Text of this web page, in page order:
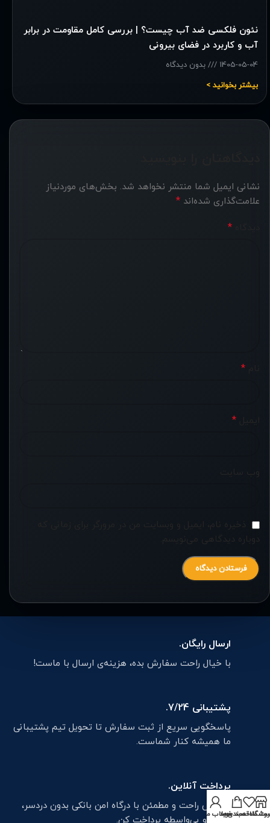
نئون فلکسی ضد آب چیست؟ | بررسی کامل مقاومت در برابر
آب و کاربرد در فضای بیرونی
1405-05-04
بدون دیدگاه
بیشتر بخوانید >
نشانی ایمیل شما منتشر نخواهد شد. بخش‌های موردنیاز
علامت‌گذاری شده‌اند *
*
*
*
ارسال رایگان.
با خیال راحت سفارش بده، هزینه‌ی ارسال با ماست!
پشتیبانی 7/24.
پاسخگویی سریع از ثبت سفارش تا تحویل تیم پشتیبانی
ما همیشه کنار شماست.
پرداخت آنلاین.
تراکنش راحت و مطمئن با درگاه امن بانکی بدون دردسر،
سریع و بی‌واسطه پرداخت کن.علاقه‌مندی‌ها
سبد خریدحساب من